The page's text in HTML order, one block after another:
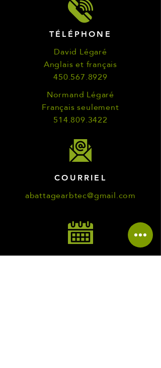
TÉLÉPHONE
David Légaré
Anglais et français
450.567.8929
Normand Légaré
Français seulement
514.809.3422
COURRIEL
abattagearbtec@gmail.com